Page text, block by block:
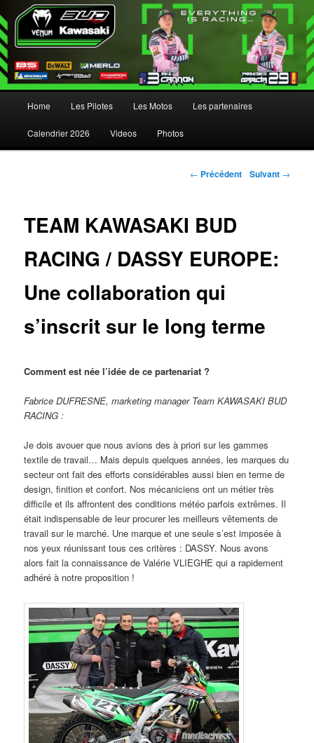
Aller au contenu principal
Aller au contenu secondaire
Home Les Pilotes Les Motos Les partenaires
Calendrier 2026 Videos Photos
Navigation des articles
← Précédent Suivant →
TEAM KAWASAKI BUD
RACING / DASSY EUROPE:
Une collaboration qui
s’inscrit sur le long terme
Comment est née l’idée de ce partenariat ?
Fabrice DUFRESNE, marketing manager Team KAWASAKI BUD
RACING :
Je dois avouer que nous avions des à priori sur les gammes
textile de travail… Mais depuis quelques années, les marques du
secteur ont fait des efforts considérables aussi bien en terme de
design, finition et confort. Nos mécaniciens ont un métier très
difficile et ils affrontent des conditions météo parfois extrêmes. Il
était indispensable de leur procurer les meilleurs vêtements de
travail sur le marché. Une marque et une seule s’est imposée à
nos yeux réunissant tous ces critères : DASSY. Nous avons
alors fait la connaissance de Valérie VLIEGHE qui a rapidement
adhéré à notre proposition !